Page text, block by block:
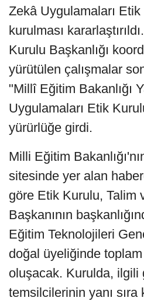
Zekâ Uygulamaları
kurulması
Kurulu Başkanlığı
yürütülen çalışmalar
"Millî Eğitim Bakanlığı
Uygulamaları Etik
yürürlüğe girdi.
Milli Eğitim
sitesinde yer alan
göre Etik Kurulu, Talim
Başkanının
Eğitim Teknolojileri
doğal üyeliğinde
oluşacak. Kurulda, ilgili
temsilcilerinin yanı sıra